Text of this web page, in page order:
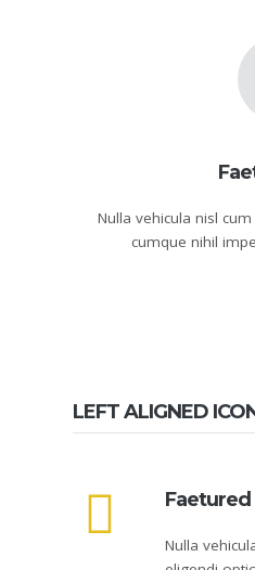
Nulla vehicula nisl
cumque nihil
LEFT ALIGNED
Faetured
Nulla